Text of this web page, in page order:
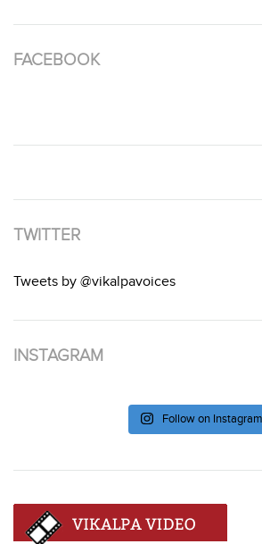
FACEBOOK
TWITTER
Tweets by @vikalpavoices
INSTAGRAM
Follow on Instagram